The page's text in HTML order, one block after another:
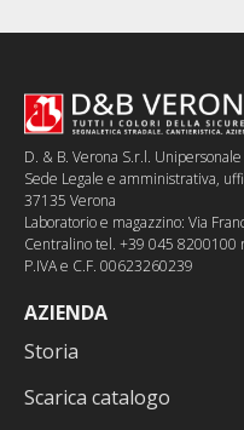
D. & B. Verona S.r.l. Unipersonale
Sede Legale e amministrativa,
37135 Verona
Laboratorio e magazzino: Via
Centralino tel. +39 045 8200100
P.IVA e C.F. 00623260239
AZIENDA
Storia
Scarica catalogo